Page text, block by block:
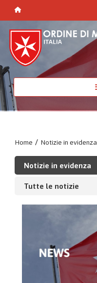
Home / Notizie in evidenza
Notizie in evidenza
Tutte le notizie